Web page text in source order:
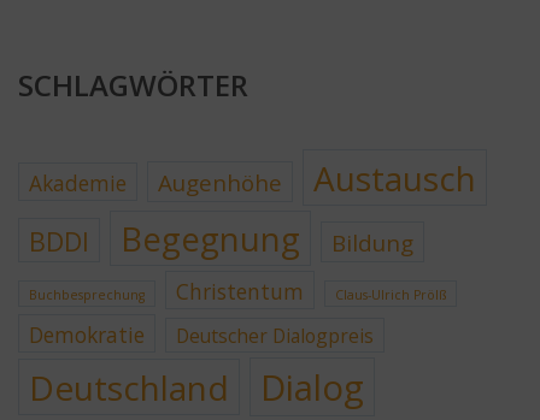
SCHLAGWÖRTER
Akademie Augenhöhe Austausch
BDDI Begegnung Bildung
Buchbesprechung Christentum Claus-Ulrich Prölß
Demokratie Deutscher Dialogpreis
Deutschland Dialog